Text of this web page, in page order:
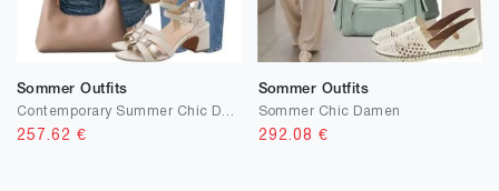
Sommer Outfits
257.62 €
Sommer Outfits
Sommer Chic Damen
292.08 €